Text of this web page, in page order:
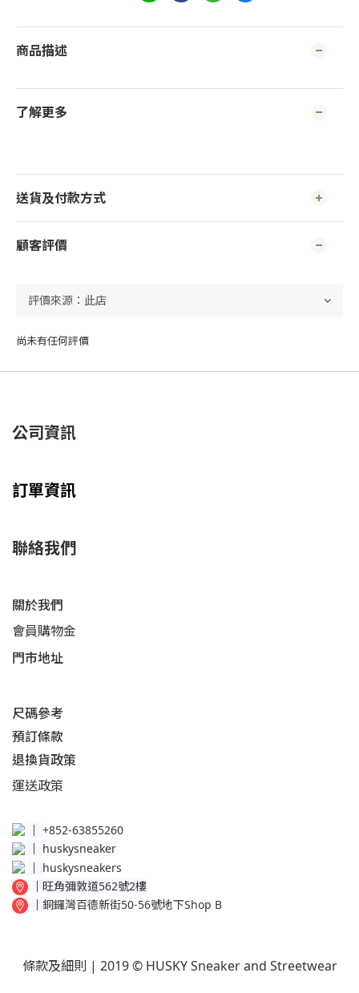
商品描述
了解更多
送貨及付款方式
顧客評價
尚未有任何評價
公司資訊
訂單資訊
聯絡我們
關於我們
會員購物金
門市地址
尺碼參考
預訂條款
退換貨政策​
運送政策​
│ +852-63855260
huskysneaker
│ huskysneakers
│ 旺角彌敦道562號2樓
│ 銅鑼灣百德新街50-56號地下Shop B
條款及細則 | 2019 © HUSKY Sneaker and Streetwear